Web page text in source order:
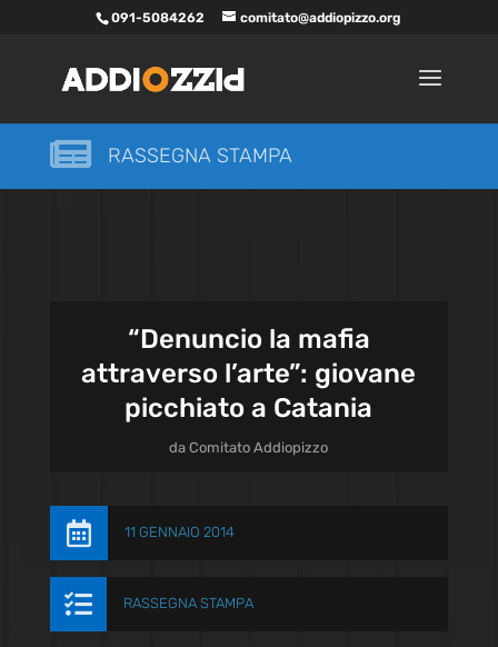
091-5084262 comitato@addiopizzo.org
 RASSEGNA STAMPA
“Denuncio la mafia
attraverso l’arte”: giovane
picchiato a Catania
daComitato Addiopizzo
 11 GENNAIO 2014
 RASSEGNA STAMPA